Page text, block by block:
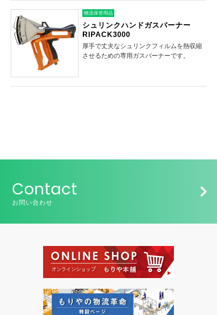
物流保管用品
シュリンクハンドガスバーナー
RIPACK3000
厚手で丈夫なシュリンクフィルムを熱収縮
させるための専用ガスバーナーです。
Contact
お問い合わせ